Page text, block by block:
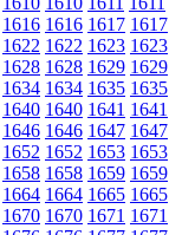
1616 1616 1617 1617
1622 1622 1623 1623
1628 1628 1629 1629
1634 1634 1635 1635
1640 1640 1641 1641
1646 1646 1647 1647
1652 1652 1653 1653
1658 1658 1659 1659
1664 1664 1665 1665
1670 1670 1671 1671